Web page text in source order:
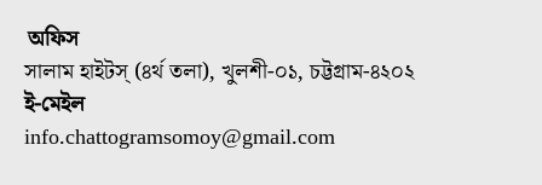
অফিস
সালাম হাইটস্ (৪র্থ তলা), খুলশী-০১, চট্টগ্রাম-৪২০২
ই-মেইল
info.chattogramsomoy@gmail.com